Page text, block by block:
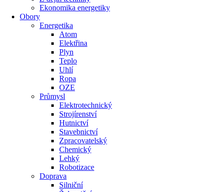
Ekonomika energetiky
Obory
Energetika
Atom
Elektřina
Plyn
Teplo
Uhlí
Ropa
OZE
Průmysl
Elektrotechnický
Strojírenství
Hutnictví
Stavebnictví
Zpracovatelský
Chemický
Lehký
Robotizace
Doprava
Silniční